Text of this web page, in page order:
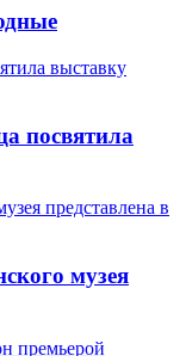
посвятила
музея